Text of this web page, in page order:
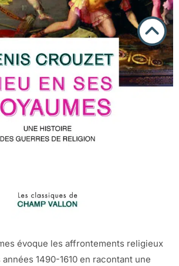
évoque les affrontements religieux
1490-1610 en racontant une